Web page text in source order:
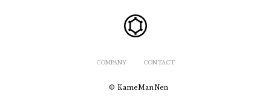
COMPANY CONTACT
© KameManNen